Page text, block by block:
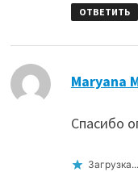
ОТВЕТИТЬ
Maryana
Спасибо
Загрузка...